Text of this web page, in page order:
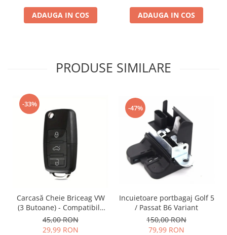
ADAUGA IN COS ADAUGA IN COS
PRODUSE SIMILARE
-33%
Carcasă Cheie Briceag VW
(3 Butoane) - Compatibilă
Golf 5, Jetta, Touran etc
45,00 RON
29,99 RON
-47%
Incuietoare portbagaj Golf 5
/ Passat B6 Variant
150,00 RON
79,99 RON